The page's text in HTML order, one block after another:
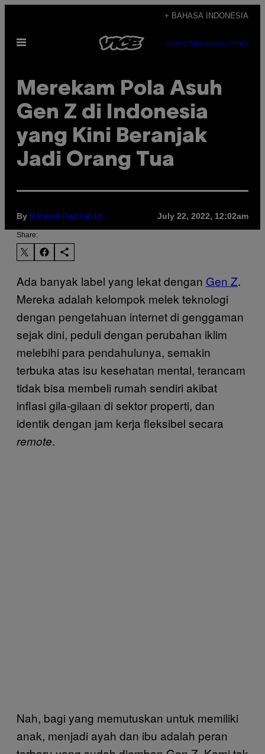
content
+ BAHASA INDONESIA
Open
SUBSCRIBENEWSLETTER
Merekam Pola Asuh
Gen Z di Indonesia
yang Kini Beranjak
Jadi Orang Tua
By Ikhwan Hastanto July 22, 2022, 12:02am
Share:
Ada banyak label yang lekat dengan Gen Z.
Mereka adalah kelompok melek teknologi
dengan pengetahuan internet di genggaman
sejak dini, peduli dengan perubahan iklim
melebihi para pendahulunya, semakin
terbuka atas isu kesehatan mental, terancam
tidak bisa membeli rumah sendiri akibat
inflasi gila-gilaan di sektor properti, dan
identik dengan jam kerja fleksibel secara
remote.
Nah, bagi yang memutuskan untuk memiliki
anak, menjadi ayah dan ibu adalah peran